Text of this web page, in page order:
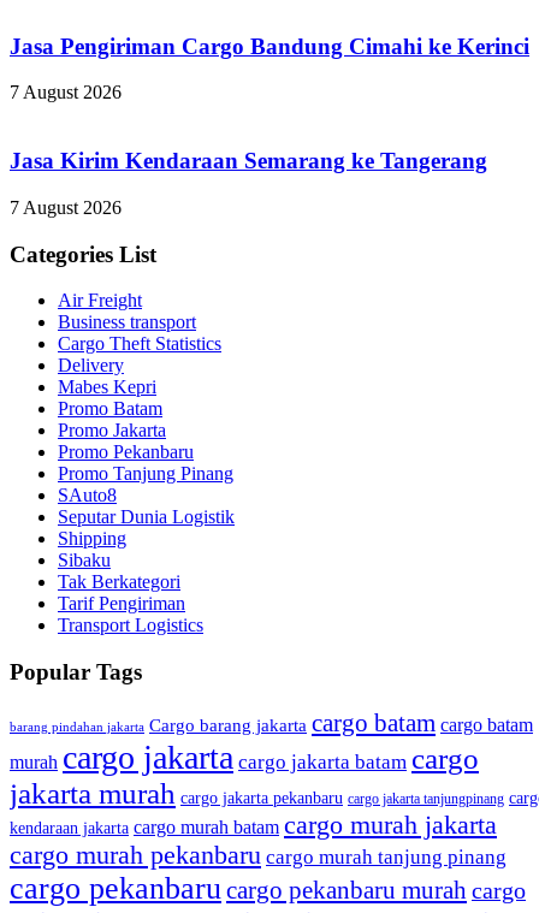
Jasa Pengiriman Cargo Bandung Cimahi ke Kerinci
7 August 2026
Jasa Kirim Kendaraan Semarang ke Tangerang
7 August 2026
Categories List
Air Freight
Business transport
Cargo Theft Statistics
Delivery
Mabes Kepri
Promo Batam
Promo Jakarta
Promo Pekanbaru
Promo Tanjung Pinang
SAuto8
Seputar Dunia Logistik
Shipping
Sibaku
Tak Berkategori
Tarif Pengiriman
Transport Logistics
Popular Tags
barang pindahan jakarta Cargo barang jakarta cargo batam cargo batam
murah cargo jakarta cargo jakarta batam cargo
jakarta murah cargo jakarta pekanbaru cargo jakarta tanjungpinang
kendaraan jakarta cargo murah batam cargo murah jakarta
cargo murah pekanbaru cargo murah tanjung pinang
cargo pekanbaru cargo pekanbaru murah cargo